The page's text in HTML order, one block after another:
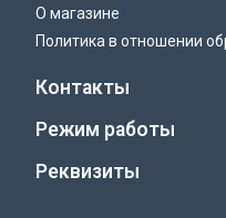
О магазине
Политика в отношении
Контакты
Режим работы
Реквизиты